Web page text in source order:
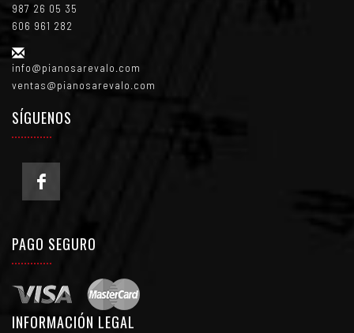
987 26 05 35
606 961 282
info@pianosarevalo.com
ventas@pianosarevalo.com
SÍGUENOS
PAGO SEGURO
INFORMACIÓN LEGAL